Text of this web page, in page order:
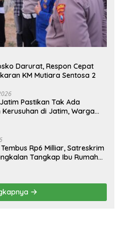
Darurat, Respon Cepat
KM Mutiara Sentosa 2
Pastikan Tak Ada
Kerusuhan di Jatim, Warga
Rp6 Milliar, Satreskrim
Tangkap Ibu Rumah